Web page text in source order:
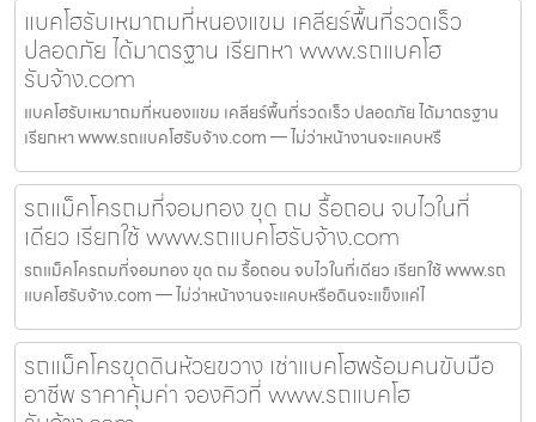
แบคโฮรับเหมาถมที่หนองแขม เคลียร์พื้นที่รวดเร็ว
ปลอดภัย ได้มาตรฐาน เรียกหา www.รถแบคโฮ
รับจ้าง.com
แบคโฮรับเหมาถมที่หนองแขม เคลียร์พื้นที่รวดเร็ว ปลอดภัย ได้มาตรฐาน
เรียกหา www.รถแบคโฮรับจ้าง.com — ไม่ว่าหน้างานจะแคบหรื
รถแม็คโครถมที่จอมทอง ขุด ถม รื้อถอน จบไวในที่
เดียว เรียกใช้ www.รถแบคโฮรับจ้าง.com
รถแม็คโครถมที่จอมทอง ขุด ถม รื้อถอน จบไวในที่เดียว เรียกใช้ www.รถ
แบคโฮรับจ้าง.com — ไม่ว่าหน้างานจะแคบหรือดินจะแข็งแค่ไ
รถแม็คโครขุดดินห้วยขวาง เช่าแบคโฮพร้อมคนขับมือ
อาชีพ ราคาคุ้มค่า จองคิวที่ www.รถแบคโฮ